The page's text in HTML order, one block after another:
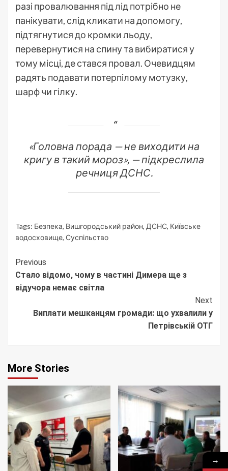
разі провалювання під лід потрібно не
панікувати, слід кликати на допомогу,
підтягнутися до кромки льоду,
перевернутися на спину та вибиратися у
тому місці, де стався провал. Очевидцям
радять подавати потерпілому мотузку,
шарф чи гілку.
«Головна порада — не виходити на
кригу в такий мороз», — підкреслила
речниця ДСНС.
Tags: Безпека, Вишгородський район, ДСНС, Київське
водосховище, Суспільство
Continue
Reading
Previous
Стало відомо, чому в частині Димера ще з
відучора немає світла
Next
Виплати мешканцям громади: що ухвалили у
Петрівській ОТГ
More Stories
→